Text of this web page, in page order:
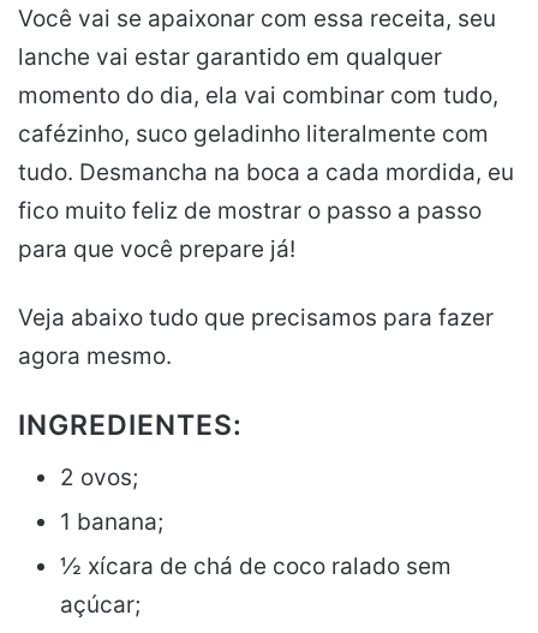
Você vai se apaixonar com essa receita, seu
lanche vai estar garantido em qualquer
momento do dia, ela vai combinar com tudo,
cafézinho, suco geladinho literalmente com
tudo. Desmancha na boca a cada mordida, eu
fico muito feliz de mostrar o passo a passo
para que você prepare já!
Veja abaixo tudo que precisamos para fazer
agora mesmo.
INGREDIENTES:
2 ovos;
1 banana;
½ xícara de chá de coco ralado sem
açúcar;